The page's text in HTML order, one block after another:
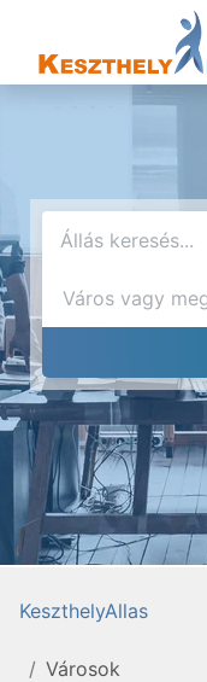
KeszthelyAllas
Városok